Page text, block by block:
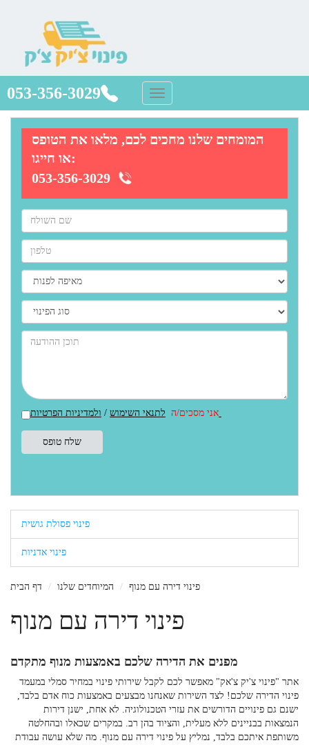
053-356-3029
המומחים שלנו מחכים לכם, מלאו את הטופס
או חייגו:
053-356-3029
אני מסכים/ה לתנאי השימוש /
פינוי פסולת גושית
פינוי אדניות
דף הבית המיוחדים שלנו פינוי דירה עם מנוף
פינוי דירה עם מנוף
מפנים את הדירה שלכם באמצעות מנוף מתקדם
אתר "פינוי צ'יק צ'אק" מאפשר לכם לקבל שירותי פינוי במחיר סמלי במעמד
פינוי הדירה שלכם! לצד השירות שאנחנו מבצעים באמצעות כוח אדם בלבד,
ישנם גם פינויים הדורשים את עזרי הטכנולוגיה. לא אחת, ישנן דירות
הנמצאות בבניינים ללא מעלית, והציוד בהן רב. במקרים שכאלו ובהחלטה
משותפת איתכם בלבד, נמליץ על פינוי דירה עם מנוף. מה שלא עושה עבודת